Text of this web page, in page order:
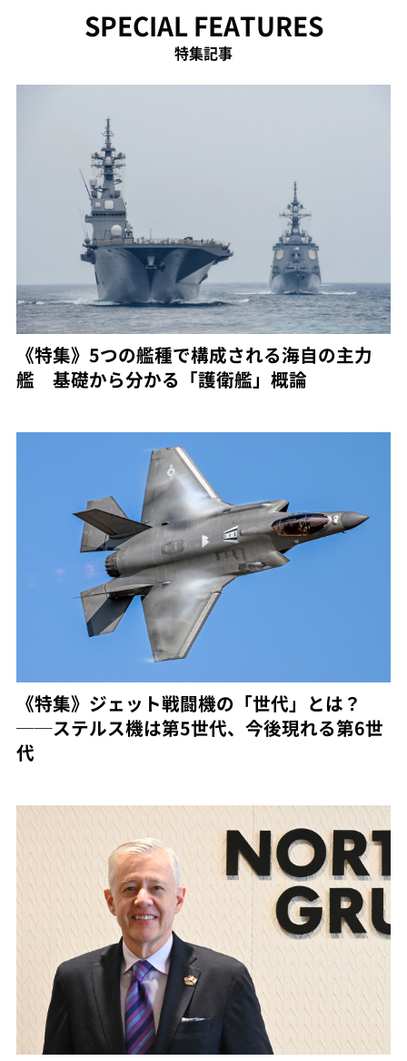
SPECIAL FEATURES
特集記事
《特集》5つの艦種で構成される海自の主力
艦 基礎から分かる「護衛艦」概論
《特集》ジェット戦闘機の「世代」とは？
──ステルス機は第5世代、今後現れる第6世
代